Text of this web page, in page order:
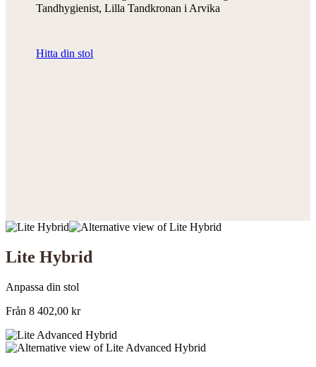
Tandhygienist, Lilla Tandkronan i Arvika
Hitta din stol
Lite Hybrid
Anpassa din stol
Från 8 402,00 kr